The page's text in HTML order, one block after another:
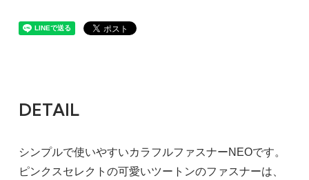
DETAIL
シンプルで使いやすいカラフルファスナーNEOです。
ピンクスセレクトの可愛いツートンのファスナーは、